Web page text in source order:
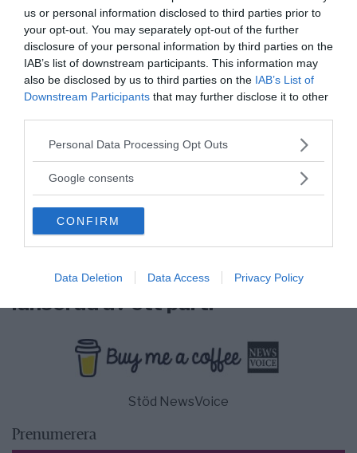
us or personal information disclosed to third parties prior to
your opt-out. You may separately opt-out of the further
disclosure of your personal information by third parties on the
IAB’s list of downstream participants. This information may
also be disclosed by us to third parties on the IAB’s List of
Downstream Participants that may further disclose it to other
Please note that this website/app uses one or more Google
not limited to your visit or usage behaviour. You may click to
use your data for below specified purposes in below Google
consent section.
Personal Data Processing Opt Outs
Google consents
CONFIRM
Data Deletion Data Access Privacy Policy
KREAPRENÖR
Tankesmedjan Kreaprenör: En
plan för Sverige är redan
lanserad av ett parti
Stöd NewsVoice
Prenumerera